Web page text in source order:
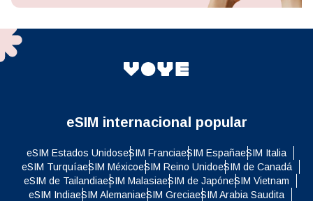
eSIM internacional popular
eSIM Estados UnidoseSIM FranciaeSIM EspañaeSIM Italia
eSIM TurquíaeSIM MéxicoeSIM Reino UnidoeSIM de Canadá
eSIM de TailandiaeSIM MalasiaeSIM de JapóneSIM Vietnam
eSIM IndiaeSIM AlemaniaeSIM GreciaeSIM Arabia Saudita